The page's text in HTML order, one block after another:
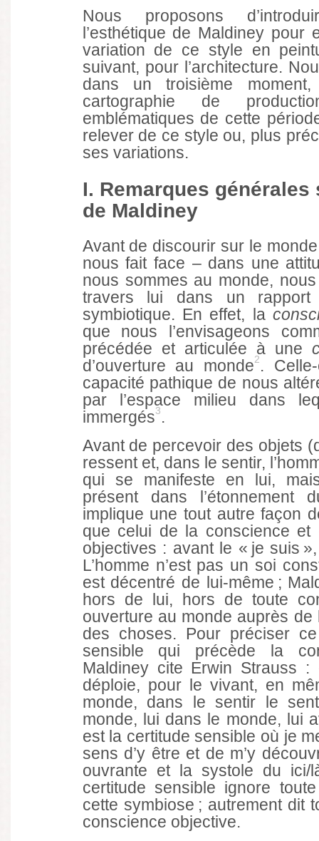
Nous proposons
l’esthétique de Maldiney pour
variation de ce style en
suivant, pour l’architecture.
dans un troisième
cartographie de
emblématiques de cette
relever de ce style ou, plus
ses variations.
I. Remarques générales
de Maldiney
Avant de discourir sur le
nous fait face – dans une
nous sommes au monde,
travers lui dans un rapport
symbiotique. En effet, la
que nous l’envisageons
précédée et articulée à une
d’ouverture au monde2 .
capacité pathique de nous
par l’espace milieu dans
immergés3 .
Avant de percevoir des objets
ressent et, dans le sentir,
qui se manifeste en lui,
présent dans
implique une tout autre façon
que celui de la conscience et
objectives : avant le « je suis
L’homme n’est pas un soi
est décentré de lui-même ;
hors de lui, hors de toute
ouverture au monde auprès de
des choses. Pour préciser
sensible qui précède la
Maldiney cite Erwin Strauss
déploie, pour le vivant, en
monde, dans le sentir le
monde, lui dans le monde, lui
est la certitude sensible où je
sens d’y être et de m’y
ouvrante et la systole du ici/
certitude sensible ignore
cette symbiose ; autrement dit
conscience objective.